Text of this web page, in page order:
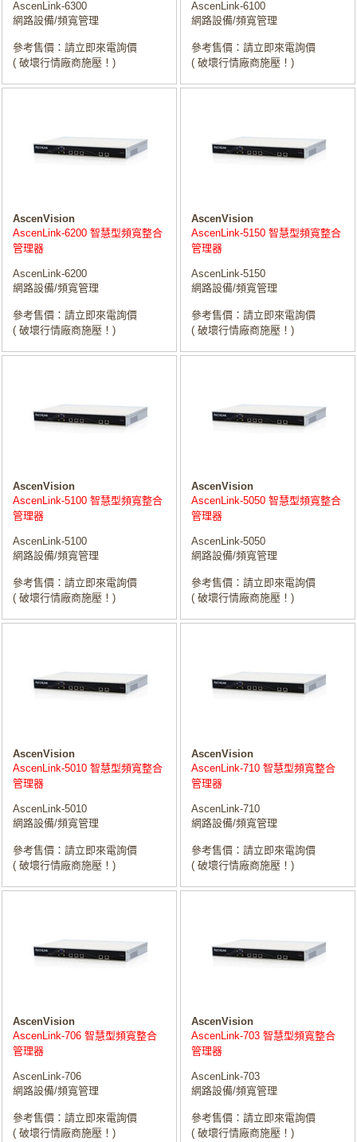
AscenLink-6300
網路設備/頻寬管理
參考售價：請立即來電詢價
( 破壞行情廠商施壓！)
AscenLink-6100
網路設備/頻寬管理
參考售價：請立即來電詢價
( 破壞行情廠商施壓！)
AscenVision
AscenLink-6200 智慧型頻寬整合
管理器
AscenLink-6200
網路設備/頻寬管理
參考售價：請立即來電詢價
( 破壞行情廠商施壓！)
AscenVision
AscenLink-5150 智慧型頻寬整合
管理器
AscenLink-5150
網路設備/頻寬管理
參考售價：請立即來電詢價
( 破壞行情廠商施壓！)
AscenVision
AscenLink-5100 智慧型頻寬整合
管理器
AscenLink-5100
網路設備/頻寬管理
參考售價：請立即來電詢價
( 破壞行情廠商施壓！)
AscenVision
AscenLink-5050 智慧型頻寬整合
管理器
AscenLink-5050
網路設備/頻寬管理
參考售價：請立即來電詢價
( 破壞行情廠商施壓！)
AscenVision
AscenLink-5010 智慧型頻寬整合
管理器
AscenLink-5010
網路設備/頻寬管理
參考售價：請立即來電詢價
( 破壞行情廠商施壓！)
AscenVision
AscenLink-710 智慧型頻寬整合
管理器
AscenLink-710
網路設備/頻寬管理
參考售價：請立即來電詢價
( 破壞行情廠商施壓！)
AscenVision
AscenLink-706 智慧型頻寬整合
管理器
AscenLink-706
網路設備/頻寬管理
參考售價：請立即來電詢價
( 破壞行情廠商施壓！)
AscenVision
AscenLink-703 智慧型頻寬整合
管理器
AscenLink-703
網路設備/頻寬管理
參考售價：請立即來電詢價
( 破壞行情廠商施壓！)